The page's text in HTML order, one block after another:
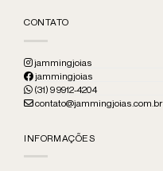
CONTATO
jammingjoias
jammingjoias
(31) 9 9912-4204
contato@jammingjoias.com.br
INFORMAÇÕES